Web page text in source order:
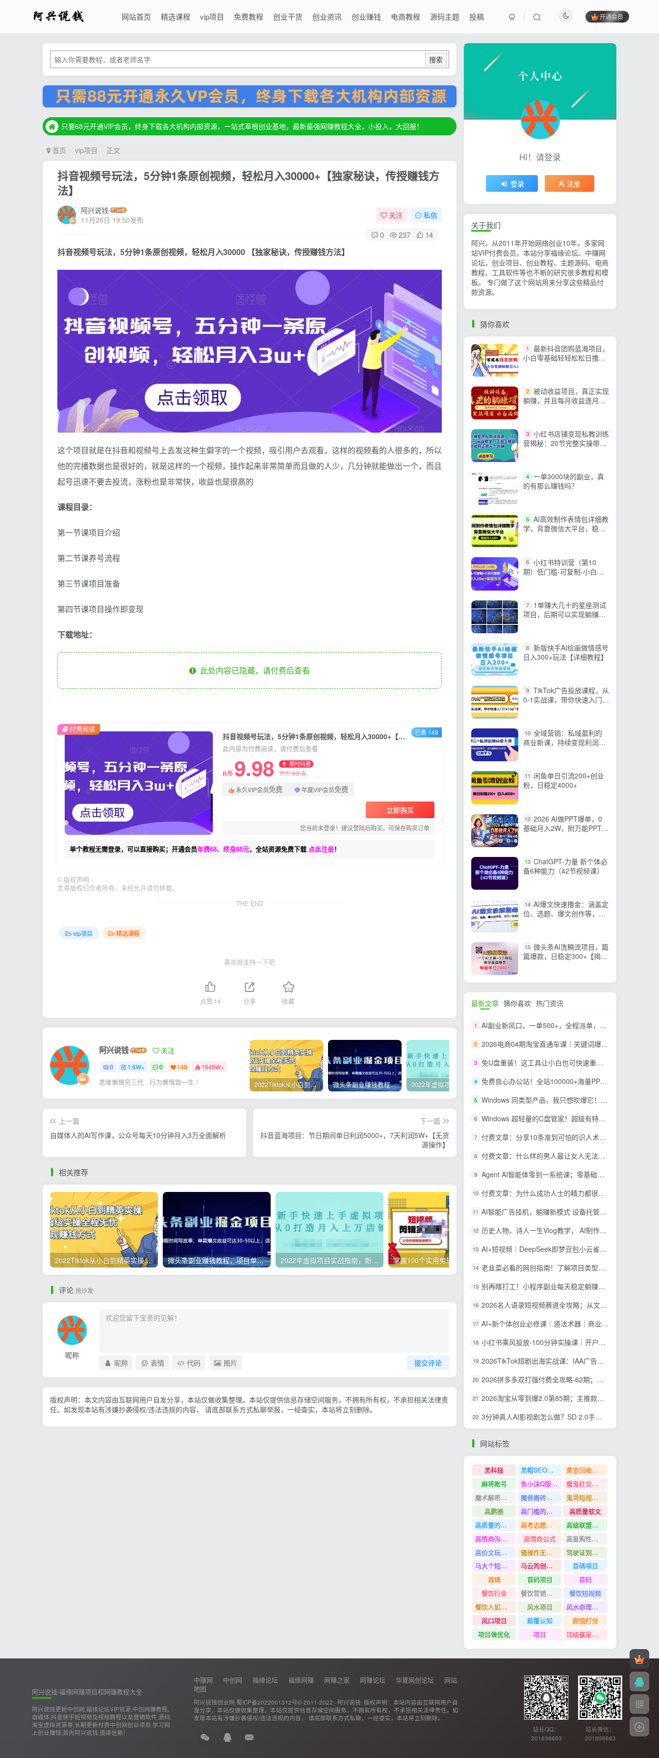
网站首页 精选课程 vip项目 免费教程 创业干货 创业资讯 创业赚钱 电商教程 源码主题 投稿 开通会员
搜索
只要68元开通VIP会员，终身下载各大机构内部资源，一站式草根创业基地，最新最强网赚教程大全，小投入，大回报！
只要68元开通VIP会员，终身下载各大机构内部资源，一站式草根创业基地，最新最强网赚教程大全，小投入，大回报！
只要68元开通VIP会员，终身下载各大机构内部资源，一站式草根创业基地，最新最强网赚教程大全，小投入，大回报！
首页 vip项目 正文
抖音视频号玩法，5分钟1条原创视频，轻松月入30000+【独家秘诀，传授赚钱方
法】
阿兴说钱
11月26日 19:50发布
关注 私信
0 237 14
抖音视频号玩法，5分钟1条原创视频，轻松月入30000 【独家秘诀，传授赚钱方法】
这个项目就是在抖音和视频号上去发这种生僻字的一个视频，吸引用户去观看，这样的视频看的人很多的，所以
他的完播数据也是很好的，就是这样的一个视频，操作起来非常简单而且做的人少，几分钟就能做出一个，而且
起号迅速不要去投流，涨粉也是非常快，收益也是很高的
课程目录：
第一节课项目介绍
第二节课养号流程
第三节课项目准备
第四节课项目操作即变现
下载地址：
此处内容已隐藏，请付费后查看
抖音视频号玩法，5分钟1条原创视频，轻松月入30000+【独家秘诀，传授赚钱方法】
此内容为付费阅读，请付费后查看
R币 9.98 限时特惠
R币99.8
永久VIP会员免费 年度VIP会员免费
立即购买
您当前未登录！建议登陆后购买，可保存购买订单
单个教程无需登录，可以直接购买；开通会员年费68、终身88元，全站资源免费下载 点此注册！
付费阅读 已售 148
© 版权声明
文章版权归作者所有，未经允许请勿转载。
THE END
vip项目 精选课程
喜欢就支持一下吧
点赞 14 分享 收藏
阿兴说钱 关注
0 1.6W+ 0 148 1949W+
思维懒惰穷三代 , 行为懒惰毁一生 ! 2022Tiktok从小白到精英实操，0-1保姆级实操全程无忧，多种变现赚钱方式 微头条副业赚钱教程，项目单号单天做到50-100+收益 掌握100个实用剪辑方法，让你的视频加速上热门
上一篇
自媒体人的AI写作课，公众号每天10分钟月入3万全面解析
下一篇
抖音蓝海项目：节日期间单日利润5000+，7天利润5W+【无货
源操作】
相关推荐
2022Tiktok从小白到精英实操，0-1保姆级实操全程无忧，多种变现赚钱方式 微头条副业赚钱教程，项目单号单天做到50-100+收益 2022年虚拟项目实战指南，新手从0打造月入上万店铺【视频课程】
评论 抢沙发
昵称
提交评论
昵称 表情 代码 图片
版权声明：本文内容由互联网用户自发分享，本站仅做收集整理。本站仅提供信息存储空间服务，不拥有所有权，不承担相关法律责
任。如发现本站有涉嫌抄袭侵权/违法违规的内容， 请底部联系方式私聊举报，一经查实，本站将立刻删除。
HI！请登录
登录 注册
关于我们
阿兴，从2011年开始网络创业10年，多家网
站VIP付费会员，本站分享福缘论坛、中赚网
论坛，创业项目、创业教程、主题源码、电商
教程、工具软件等也不断的研究很多教程和模
板。 专门做了这个网站用来分享这些精品付
款资源。
猜你喜欢
1
最新抖音团购蓝海项目，
小白零基础轻轻松松日撸
2 被动收益项目，真正实现
躺赚，并且每月收益逐月增
3 小红书店铺变现私教训练
营揭秘：20节完整实操带你
4 一单3000块的副业，真
的有那么赚钱吗？
5 AI高效制作表情包详细教
学，背靠微信大平台，稳定
6 小红书特训营（第10
期）低门槛-可复制-小白可
7
1单赚大几十的星座测试
项目，后期可以实现躺赚，
8 新版快手AI绘画做情感号
日入300+玩法【详细教程】
9 TikTok广告投放课程，从
0-1实战课，带你快速入门
10 全域营销：私域盈利的
商业新课，持续变现利润，
11 闲鱼单日引流200+创业
粉，日稳定4000+
12 2026 AI做PPT爆单，0
基础月入2W，附万能PPT模
13 ChatGPT-力量 新个体必
备6种能力（42节视频课）
14 AI爆文快速撸金：涵盖定
位、选题、爆文创作等，单
15 微头条AI洗稿流项目，篇
篇爆款，日稳定300+【揭
最新文章 猜你喜欢 热门资讯
1 AI副业新风口，一单500+，全程派单，0门槛直接干
2 2026电商04期淘宝直通车课｜关键词爆打矩阵，多计划低出价，新品爆款差异化投放实操教学
3 免U盘重装！这工具让小白也可快速重装 Windows，支持无人值守配置，数据无忧 CmzPrep_Rev2
4 免费良心办公站！全站100000+海量PPT素材免费下载，每日更新，分类清晰，免注册登录下载 爱PPT网
5 Windows 同类型产品，我只想吹爆它！把听歌变成了一场沉浸式视听现场，支持多平台歌单播放 Mineradio
6 Windows 超轻量的C盘管家！超级有特点，支持磁盘分析及清理提醒，2M大小体积，完全免费 C盘管家
7 付费文章：分享10条准到可怕的识人术术，希望能帮到大家。
8 付费文章：什么样的男人最让女人无法抵抗？
9 Agent AI智能体零到一系统课；零基础也能学会自动化实战，从核心概念到Coze工作流搭建完整覆盖
10 付费文章：为什么成功人士的精力都很旺盛？
11 AI智能广告挂机，躺赚新模式 设备托管运行，解放双手持续变现
12 历史人物，诗人一生Vlog教学， AI制作丨伙伴计划丨精选收益丨商单收徒 ，新领域红利期，抓紧做
13 AI+短视频｜DeepSeek即梦豆包小云雀全工具教学，从账号定位到剪映剪辑，零基础也能快速上手做爆款
14 老韭菜必看的网创指南！了解项目类型，才能找到好的项目，才能拿到想要的结果
15 别再瞎打工！小程序副业每天稳定躺赚200+
16 2026名人语录短视频赛道全攻略；从文案撰写到声音克隆部署，系统掌握涨粉变现双赢制作技术
17 AI+新个体创业必修课｜道法术器｜商业逻辑·小红书流量·AI智能体｜低成本打造个人变现小生意全套教学
18 小红书乘风投放-100分钟实操课｜开户返点·标准投搭建·莱卡定向，新店建模撬动笔记自然流量全套教学
19 2026TikTok短剧出海实战课：IAA广告分账×IAP付费变现×账号搭建×平台规则×双轨爆发×回款全流程
20 2026拼多多双打强付费全攻略-62期；成本推广加托管双剑合璧，系统讲解7种付费玩法优劣势与选择策略
21 2026淘宝从零到爆2.0第85期；主推款五项高权重初始设置，改销量评晒秒单快速破零积累基础权重
22 3分钟真人AI影视剧怎么做？SD 2.0手把手完整制作流程｜Higgsfield 14天SD 2.0/2.5无限生成
网站标签
黑科技 黑帽SEO案例分析
黄金回收奢侈品
麻将账号
鱼小沫Q版人物团练课
魔鬼社交实战课全套课程
魔术解密教程
魔兽搬砖搞钱
鬼哥短视频底层逻辑
高鹏圈
高门槛的生意
高质量软文
高质量的问答和知识分享
高考志愿填报
高级联盟营销教程
高情商沟通管理课
高情商公式
高复购性行业
高价文玩众筹分红项目
骚操作无脑裂变
驾驶证到期换证
马大个短视频投放课
马云的创业故事
首碼項目
首碼
首码项目
首码
餐饮行业
餐饮营销管理特训班
餐饮短视频
餐饮人如何用团购给门店拓客
风水项目
风水命理项目
风口项目
颠覆认知
颜值打分
项目做优化
项目 顶级赢家思维
阿兴说钱-福缘网赚项目和网赚教程大全
阿兴说钱更新中创网,福缘论坛VIP资源,中创网赚教程,
自媒体,抖音快手短视频及视频教程以及营销软件,源码,
淘宝虚拟资源等,长期更新付费中创网创业项目,学习网
上创业赚钱,首先阿兴说钱,值得信赖！
中赚网 中创网 福缘论坛 福缘网赚 网赚之家 网赚论坛 华夏网创论坛
网站
地图
阿兴说钱创业网 蜀ICP备2022001312号© 2011-2022 · 阿兴说钱 版权声明：本站内容由互联网用户自
发分享，本站仅做收集整理，本站仅提供信息存储空间服务，不拥有所有权，不承担相关法律责任。如
发现本站有涉嫌抄袭侵权/违法违规的内容， 请底部联系方式私聊，一经查实，本站将立刻删除。
站长QQ：
201898663
站长微信：
201898663